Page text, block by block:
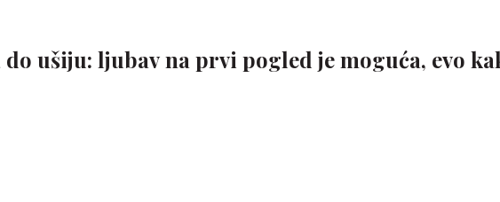
ušiju: ljubav na prvi pogled je moguća, evo